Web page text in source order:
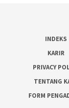
INDEKS
KARIR
PRIVACY
TENTANG
FORM